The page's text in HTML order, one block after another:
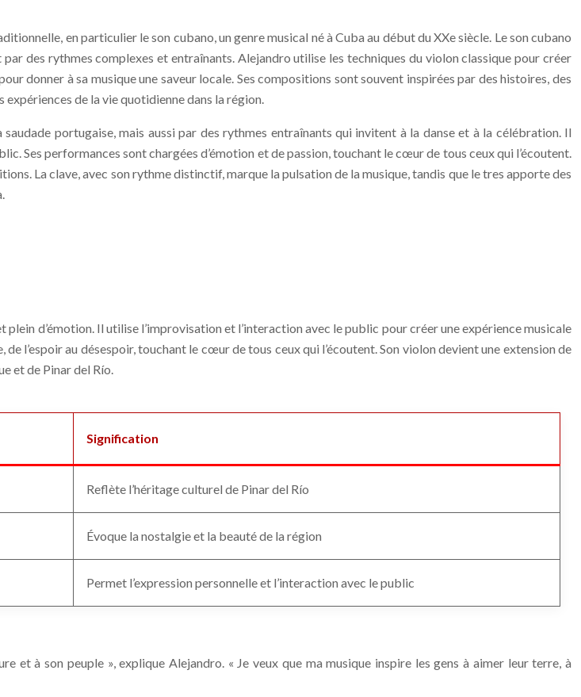
en particulier le son cubano, un genre musical né à Cuba au début du XXe siècle. Le son cubano
des rythmes complexes et entraînants. Alejandro utilise les techniques du violon classique pour créer
donner à sa musique une saveur locale. Ses compositions sont souvent inspirées par des histoires, des
de la vie quotidienne dans la région.
portugaise, mais aussi par des rythmes entraînants qui invitent à la danse et à la célébration. Il
Ses performances sont chargées d’émotion et de passion, touchant le cœur de tous ceux qui l’écoutent.
La clave, avec son rythme distinctif, marque la pulsation de la musique, tandis que le tres apporte des
d’émotion. Il utilise l’improvisation et l’interaction avec le public pour créer une expérience musicale
l’espoir au désespoir, touchant le cœur de tous ceux qui l’écoutent. Son violon devient une extension de
et de Pinar del Río.
Signification
Reflète l’héritage culturel de Pinar del Río
Évoque la nostalgie et la beauté de la région
Permet l’expression personnelle et l’interaction avec le public
et à son peuple », explique Alejandro. « Je veux que ma musique inspire les gens à aimer leur terre, à